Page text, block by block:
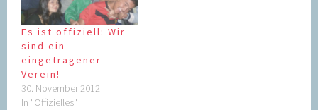
Es ist offiziell: Wir
sind ein
eingetragener
Verein!
30. November 2012
In "Offizielles"